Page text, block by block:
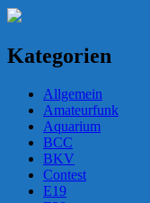
Kategorien
Allgemein
Amateurfunk
Aquarium
BCC
BKV
Contest
E19